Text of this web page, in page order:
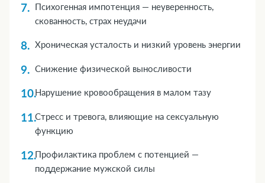
Психогенная импотенция — неуверенность,
скованность, страх неудачи
Хроническая усталость и низкий уровень энергии
Снижение физической выносливости
Нарушение кровообращения в малом тазу
Стресс и тревога, влияющие на сексуальную
функцию
Профилактика проблем с потенцией —
поддержание мужской силы